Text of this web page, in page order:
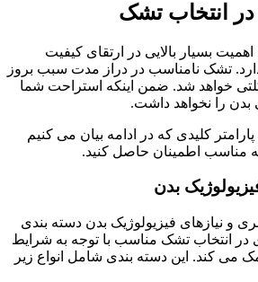
در انتخاب تشک
بسیار بالایی در ارتقای کیفیت
تشک نامناسب در دراز مدت سبب بروز
خواهد شد. ضمن اینکه استراحت شما
بدن را نخواهد داشت.
کلیدی که در ادامه بیان می کنیم
مناسب اطمینان حاصل کنید.
بدن
و نیازهای فیزیولوژیک بدن دسته بندی
در انتخاب تشک مناسب با توجه به شرایط
می کند. این دسته بندی شامل انواع زیر